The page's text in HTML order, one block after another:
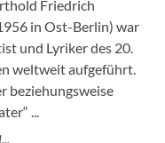
Friedrich
in Ost-Berlin) war
und Lyriker des 20.
weltweit aufgeführt.
beziehungsweise
...